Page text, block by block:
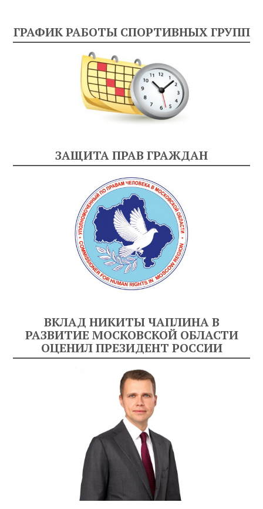
ГРАФИК РАБОТЫ СПОРТИВНЫХ ГРУПП
ЗАЩИТА ПРАВ ГРАЖДАН
ВКЛАД НИКИТЫ ЧАПЛИНА В
РАЗВИТИЕ МОСКОВСКОЙ ОБЛАСТИ
ОЦЕНИЛ ПРЕЗИДЕНТ РОССИИ